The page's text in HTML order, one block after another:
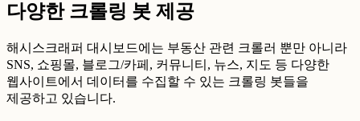
다양한 크롤링 봇 제공
해시스크래퍼 대시보드에는 부동산 관련 크롤러 뿐만 아니라
SNS, 쇼핑몰, 블로그/카페, 커뮤니티, 뉴스, 지도 등 다양한
웹사이트에서 데이터를 수집할 수 있는 크롤링 봇들을
제공하고 있습니다.